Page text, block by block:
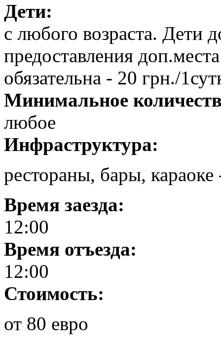
Дети:
с любого возраста. Дети
предоставления
обязательна - 20 грн./
Минимальное
любое
Инфраструктура:
рестораны, бары,
Время заезда:
12:00
Время отъезда:
12:00
Стоимость:
от 80 евро